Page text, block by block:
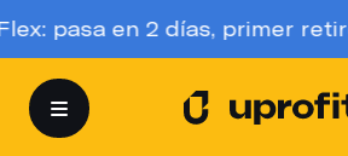
en 2 días, primer retiro